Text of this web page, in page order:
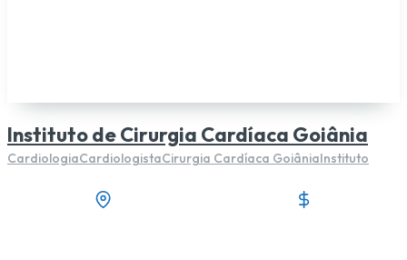
Instituto de Cirurgia Cardíaca Goiânia
CardiologiaCardiologistaCirurgia Cardíaca GoiâniaInstituto